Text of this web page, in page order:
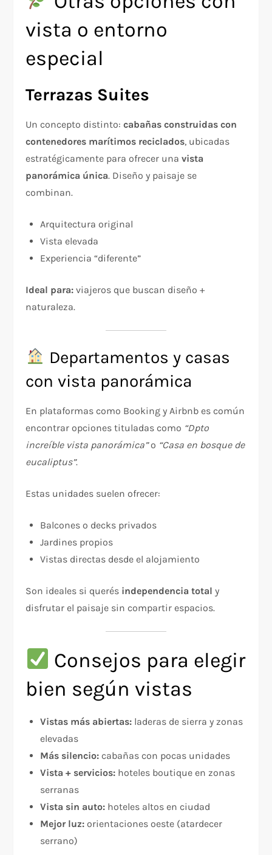
vista o entorno
especial
Terrazas Suites
Un concepto distinto:cabañas construidas con
contenedores marítimos reciclados, ubicadas
estratégicamente para ofrecer unavista
panorámica única. Diseño y paisaje se
combinan.
Arquitectura original
Vista elevada
Experiencia “diferente”
Ideal para: viajeros que buscan diseño +
naturaleza.
Departamentos y casas
con vista panorámica
En plataformas como Booking y Airbnb es común
encontrar opciones tituladas como “Dpto
increíble vista panorámica”o “Casa en bosque de
eucaliptus”.
Estas unidades suelen ofrecer:
Balcones o decks privados
Jardines propios
Vistas directas desde el alojamiento
Son ideales si querés independencia total y
disfrutar el paisaje sin compartir espacios.
Consejos para elegir
bien según vistas
Vistas más abiertas: laderas de sierra y zonas
elevadas
Más silencio: cabañas con pocas unidades
Vista + servicios: hoteles boutique en zonas
serranas
Vista sin auto: hoteles altos en ciudad
Mejor luz: orientaciones oeste (atardecer
serrano)